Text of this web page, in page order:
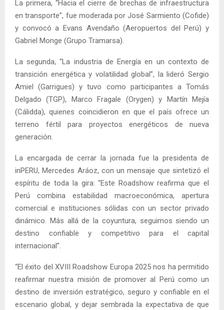
La primera, “Hacia el cierre de brechas de infraestructura
en transporte”, fue moderada por José Sarmiento (Cofide)
y convocó a Evans Avendaño (Aeropuertos del Perú) y
Gabriel Monge (Grupo Tramarsa).
La segunda, “La industria de Energía en un contexto de
transición energética y volatilidad global”, la lideró Sergio
Amiel (Garrigues) y tuvo como participantes a Tomás
Delgado (TGP), Marco Fragale (Orygen) y Martín Mejía
(Cálidda), quienes coincidieron en que el país ofrece un
terreno fértil para proyectos energéticos de nueva
generación.
La encargada de cerrar la jornada fue la presidenta de
inPERU, Mercedes Aráoz, con un mensaje que sintetizó el
espíritu de toda la gira: “Este Roadshow reafirma que el
Perú combina estabilidad macroeconómica, apertura
comercial e instituciones sólidas con un sector privado
dinámico. Más allá de la coyuntura, seguimos siendo un
destino confiable y competitivo para el capital
internacional”.
“El éxito del XVIII Roadshow Europa 2025 nos ha permitido
reafirmar nuestra misión de promover al Perú como un
destino de inversión estratégico, seguro y confiable en el
escenario global, y dejar sembrada la expectativa de que